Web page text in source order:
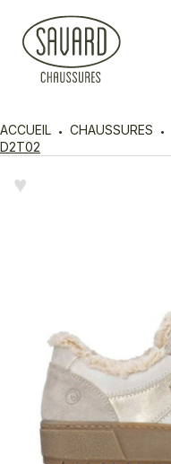
ACCUEIL CHAUSSURES
D2T02
♥︎